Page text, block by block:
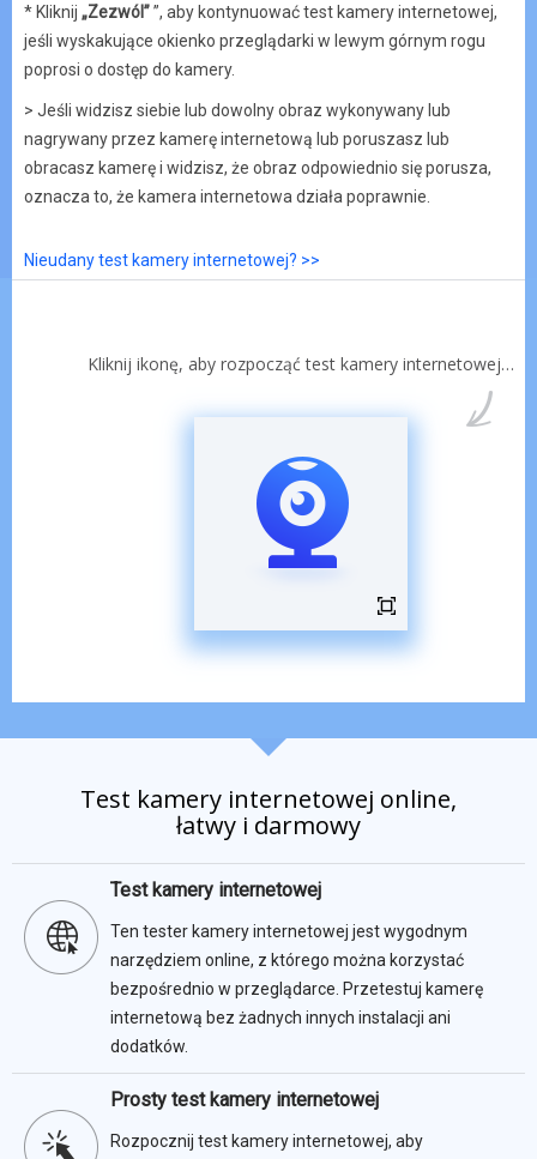
* Kliknij „Zezwól””, aby kontynuować test kamery internetowej,
jeśli wyskakujące okienko przeglądarki w lewym górnym rogu
poprosi o dostęp do kamery.
> Jeśli widzisz siebie lub dowolny obraz wykonywany lub
nagrywany przez kamerę internetową lub poruszasz lub
obracasz kamerę i widzisz, że obraz odpowiednio się porusza,
oznacza to, że kamera internetowa działa poprawnie.
Nieudany test kamery internetowej? >>
Kliknij ikonę, aby rozpocząć test kamery internetowej…
Test kamery internetowej online,
łatwy i darmowy
Test kamery internetowej
Ten tester kamery internetowej jest wygodnym
narzędziem online, z którego można korzystać
bezpośrednio w przeglądarce. Przetestuj kamerę
internetową bez żadnych innych instalacji ani
dodatków.
Prosty test kamery internetowej
Rozpocznij test kamery internetowej, aby